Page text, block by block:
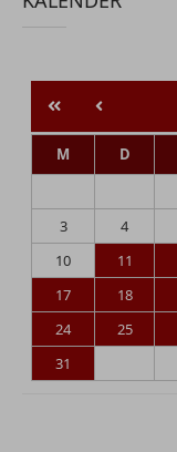
M D
3
4
10
11
17
18
24
25
31